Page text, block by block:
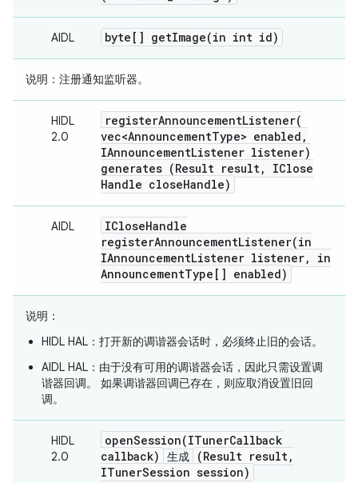
AIDL byte[] getImage(in int id)
说明 ：注册通知监听器。
HIDL
2.0
registerAnnouncementListener(
vec<AnnouncementType> enabled ,
IAnnouncementListener listener)
generates (Result result,
IClose
Handle closeHandle)
AIDL ICloseHandle
registerAnnouncementListener(in
IAnnouncementListener listener,
in
AnnouncementType[] enabled)
说明 ：
HIDL HAL：打开新的调谐器会话时，必须终止旧的会话。
AIDL HAL：由于没有可用的调谐器会话，因此只需设置调
谐器回调。 如果调谐器回调已存在，则应取消设置旧回
调。
HIDL
2.0
openSession(ITunerCallback
callback)
生成 (Result result,
ITunerSession session)